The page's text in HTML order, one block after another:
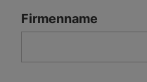
Firmenname